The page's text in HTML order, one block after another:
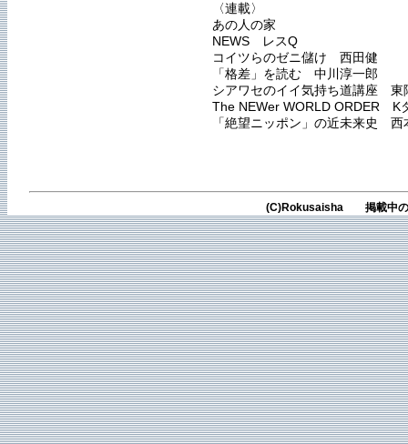
〈連載〉
あの人の家
NEWS レスQ
コイツらのゼニ儲け 西田健
「格差」を読む 中川淳一郎
シアワセのイイ気持ち道講座 東
The NEWer WORLD ORDER K
「絶望ニッポン」の近未来史 西
(C)Rokusaisha 掲載中の